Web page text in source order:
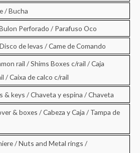
/ Bucha
Perforado / Parafuso Oco
de levas / Came de Comando
rail / Shims Boxes c/rail / Caja
/ Caixa de calco c/rail
& keys / Chaveta y espina / Chaveta
& boxes / Cabeza y Caja / Tampa de
/ Nuts and Metal rings /